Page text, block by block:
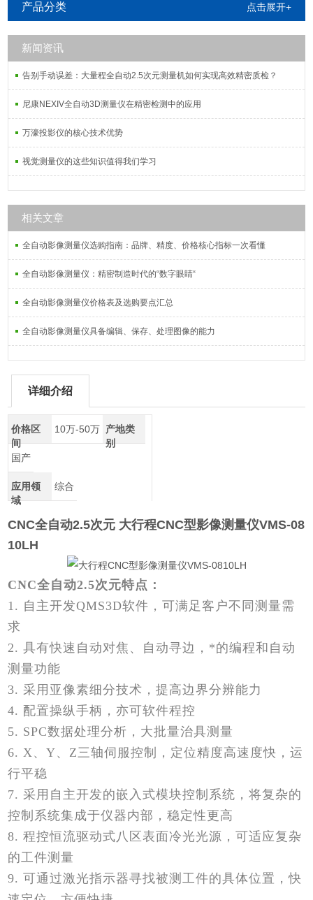
产品分类 点击展开+
新闻资讯
告别手动误差：大量程全自动2.5次元测量机如何实现高效精密质检？
尼康NEXIV全自动3D测量仪在精密检测中的应用
万濠投影仪的核心技术优势
视觉测量仪的这些知识值得我们学习
相关文章
全自动影像测量仪选购指南：品牌、精度、价格核心指标一次看懂
全自动影像测量仪：精密制造时代的“数字眼睛“
全自动影像测量仪价格表及选购要点汇总
全自动影像测量仪具备编辑、保存、处理图像的能力
详细介绍
价格区
间
10万-50万 产地类
别
国产
应用领
域
综合
CNC全自动2.5次元 大行程CNC型影像测量仪VMS-08
10LH
CNC全自动2.5次元特点：
1. 自主开发QMS3D软件，可满足客户不同测量需
求
2. 具有快速自动对焦、自动寻边，*的编程和自动
测量功能
3. 采用亚像素细分技术，提高边界分辨能力
4. 配置操纵手柄，亦可软件程控
5. SPC数据处理分析，大批量治具测量
6. X、Y、Z三轴伺服控制，定位精度高速度快，运
行平稳
7. 采用自主开发的嵌入式模块控制系统，将复杂的
控制系统集成于仪器内部，稳定性更高
8. 程控恒流驱动式八区表面冷光光源，可适应复杂
的工件测量
9. 可通过激光指示器寻找被测工件的具体位置，快